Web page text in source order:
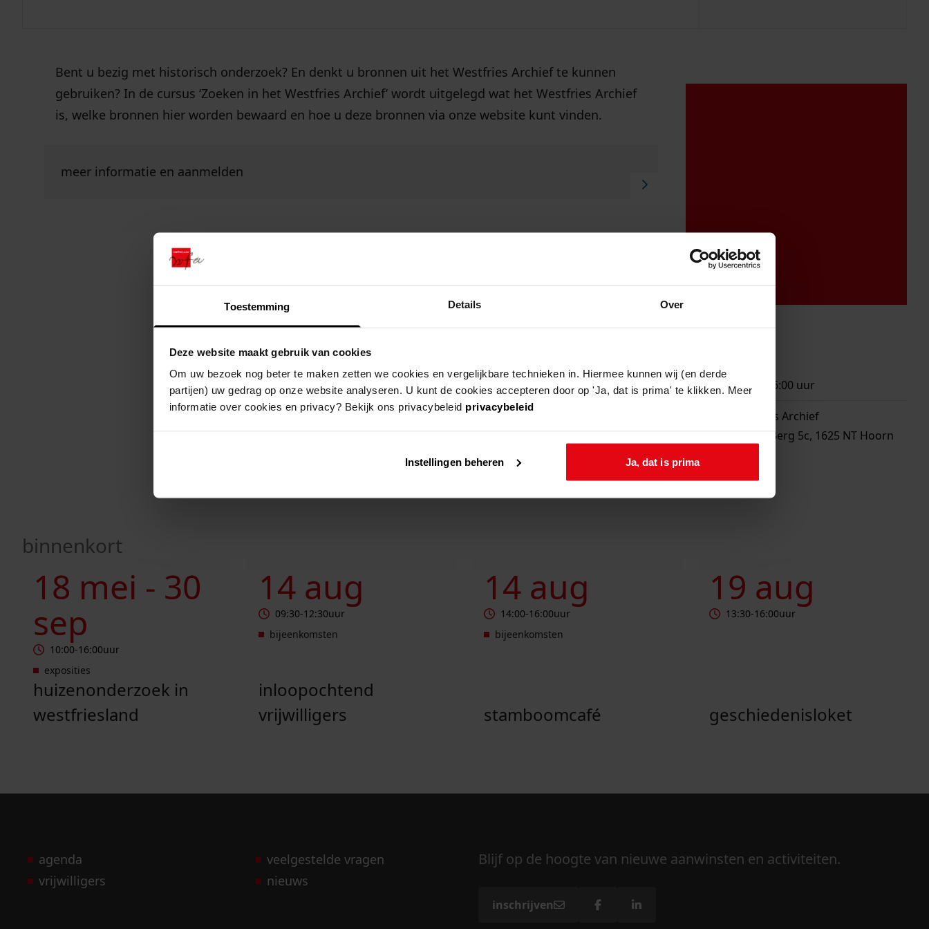
Toestemming Details Over
Deze website maakt gebruik van cookies
Om uw bezoek nog beter te maken zetten we cookies en vergelijkbare technieken in. Hiermee kunnen wij (en derde
partijen) uw gedrag op onze website analyseren. U kunt de cookies accepteren door op 'Ja, dat is prima' te klikken. Meer
informatie over cookies en privacy? Bekijk ons privacybeleid privacybeleid
Instellingen beheren Ja, dat is prima
Bent u bezig met historisch onderzoek? En denkt u bronnen uit het Westfries Archief te kunnen
gebruiken? In de cursus ‘Zoeken in het Westfries Archief’ wordt uitgelegd wat het Westfries Archief
is, welke bronnen hier worden bewaard en hoe u deze bronnen via onze website kunt vinden.
meer informatie en aanmelden
13:30
16:00 uur
Westfries Archief
Blauwe Berg 5c, 1625 NT Hoorn
binnenkort
18 mei - 30
sep
10:00-16:00uur
exposities
huizenonderzoek in
westfriesland
14 aug
09:30-12:30uur
bijeenkomsten
inloopochtend
vrijwilligers
14 aug
14:00-16:00uur
bijeenkomsten
stamboomcafé
19 aug
13:30-16:00uur
geschiedenisloket
agenda
vrijwilligers
veelgestelde vragen
nieuws
Blijf op de hoogte van nieuwe aanwinsten en activiteiten.
inschrijven